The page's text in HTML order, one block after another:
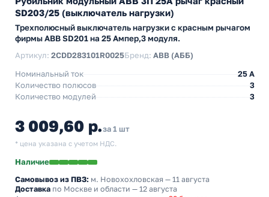
SD203/25 (выключатель нагрузки)
Трехполюсный выключатель нагрузки с красным рычагом
фирмы ABB SD201 на 25 Ампер,3 модуля.
Артикул: 2CDD283101R0025Бренд: ABB (АББ)
Номинальный ток
25 A
Количество полюсов
3
Количество модулей
3
3 009,60 р.за 1 шт
* цена указана с учетом НДС.
Наличие
Самовывоз из ПВЗ: м. Новохохловская — 11 августа
Доставка по Москве и области — 12 августа